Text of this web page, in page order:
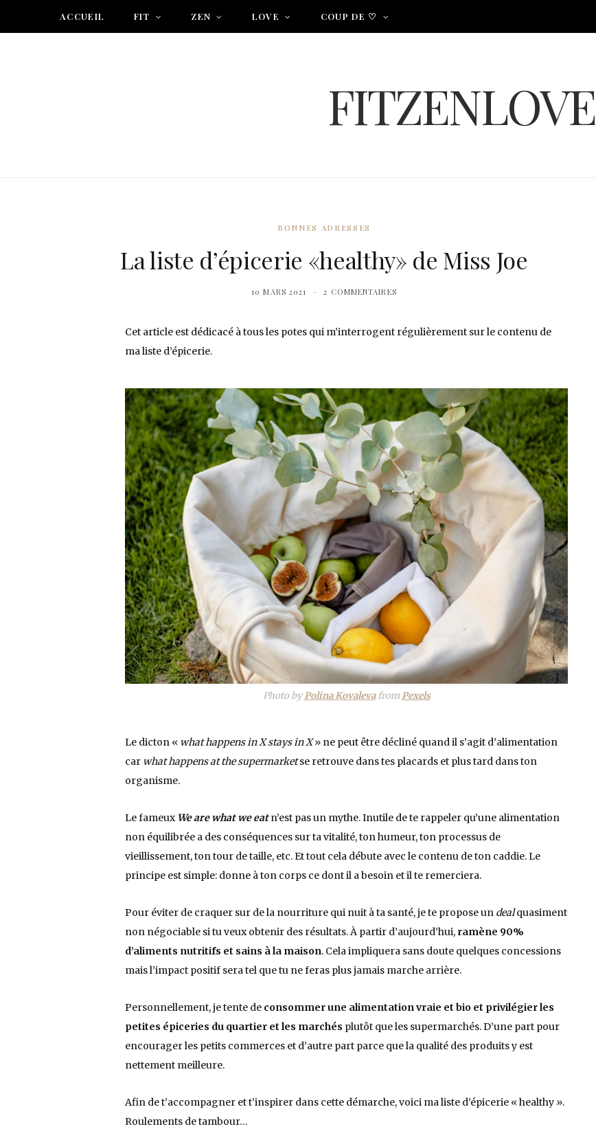
ACCUEIL FIT ZEN LOVE COUP DE ♡
FITZENLOVE
BONNES ADRESSES
La liste d’épicerie «healthy» de Miss Joe
10 MARS 2021 2 COMMENTAIRES
Cet article est dédicacé à tous les potes qui m’interrogent régulièrement sur le contenu de
ma liste d’épicerie.
Photo byPolina KovalevafromPexels
Le dicton « what happens in X stays in X» ne peut être décliné quand il s’agit d’alimentation
car what happens at the supermarketse retrouve dans tes placards et plus tard dans ton
organisme.
Le fameux We are what we eatn’est pas un mythe. Inutile de te rappeler qu’une alimentation
non équilibrée a des conséquences sur ta vitalité, ton humeur, ton processus de
vieillissement, ton tour de taille, etc. Et tout cela débute avec le contenu de ton caddie. Le
principe est simple: donne à ton corps ce dont il a besoin et il te remerciera.
Pour éviter de craquer sur de la nourriture qui nuit à ta santé, je te propose un dealquasiment
non négociable si tu veux obtenir des résultats. À partir d’aujourd’hui, ramène 90%
d’aliments nutritifs et sains à la maison. Cela impliquera sans doute quelques concessions
mais l’impact positif sera tel que tu ne feras plus jamais marche arrière.
Personnellement, je tente de consommer une alimentation vraie et bio et privilégier les
petites épiceries du quartier et les marchés plutôt que les supermarchés. D’une part pour
encourager les petits commerces et d’autre part parce que la qualité des produits y est
nettement meilleure.
Afin de t’accompagner et t’inspirer dans cette démarche, voici ma liste d’épicerie « healthy ».
Roulements de tambour…